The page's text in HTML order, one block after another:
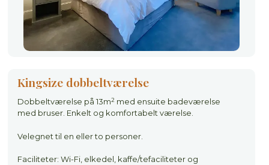
Kingsize dobbeltværelse
Dobbeltværelse på 13m2 med ensuite badeværelse
med bruser. Enkelt og komfortabelt værelse.
Velegnet til en eller to personer.
Faciliteter: Wi-Fi, elkedel, kaffe/tefaciliteter og